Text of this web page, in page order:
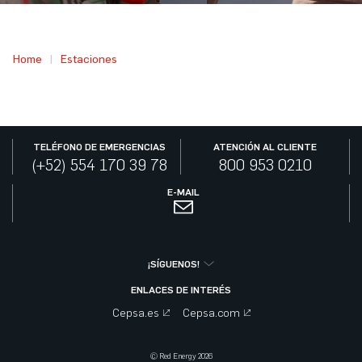
Home Estaciones
TELÉFONO DE EMERGENCIAS
(+52) 554 170 39 78
E-MAIL
ATENCIÓN AL CLIENTE
800 953 0210
ENLACES DE INTERÉS
Cepsa.es Cepsa.com
¡SÍGUENOS!
© Red Energy 2026